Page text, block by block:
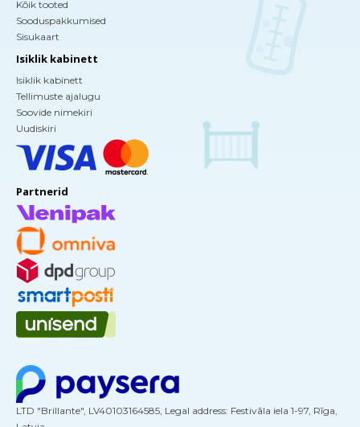
Kõik tooted
Sooduspakkumised
Sisukaart
Isiklik kabinett
Isiklik kabinett
Tellimuste ajalugu
Soovide nimekiri
Uudiskiri
Partnerid
LTD "Brillante", LV40103164585, Legal address: Festivāla iela 1-97, Rīga,